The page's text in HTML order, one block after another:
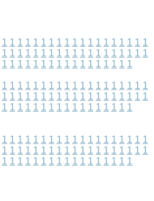
1 1 1 1 1 1 1 1 1 1 1 1 1 1 1 1 1 1 1
1 1 1 1 1 1 1 1 1 1 1 1 1 1 1 1 1 1 1
1 1 1 1 1 1 1 1 1 1 1 1 1 1 1 1 1
1 1 1 1 1 1 1 1 1 1 1 1 1 1 1 1 1 1 1
1 1 1 1 1 1 1 1 1 1 1 1 1 1 1 1 1 1 1
1 1 1 1 1 1 1 1 1 1 1 1 1 1 1 1 1
1 1 1 1 1 1 1 1 1 1 1 1 1 1 1 1 1 1 1
1 1 1 1 1 1 1 1 1 1 1 1 1 1 1 1 1 1 1
1 1 1 1 1 1 1 1 1 1 1 1 1 1 1 1 1